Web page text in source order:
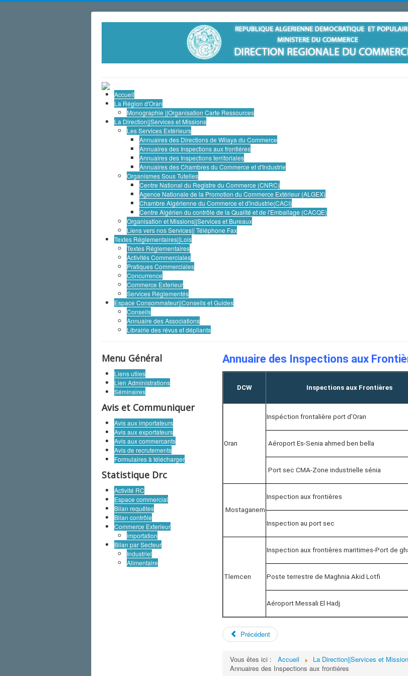
Accueil
La Région d'Oran
Monographie ||Organisation Carte Ressources
La Direction||Services et Missions
Les Services Extérieurs
Annuaires des Directions de Wilaya du Commerce
Annuaires des Inspections aux frontiéres
Annuaires des Inspections territoriales
Annuaires des Chambres du Commerce et d'Industrie
Organismes Sous Tutelles
Centre National du Registre du Commerce (CNRC)
Agence Nationale de la Promotion du Commerce Extérieur (ALGEX)
Chambre Algérienne du Commerce et d'industrie(CACI)
Centre Algérien du contrôle de la Qualité et de l'Emballage (CACQE)
Organisation et Missions||Services et Bureaux
Liens vers nos Services|| Téléphone Fax
Textes Réglementaires||Lois
Textes Réglementaires
Activités Commerciales
Pratiques Commerciales
Concurrence
Commerce Exterieur
Services Réglementés
Espace Consommateur||Conseils et Guides
Conseils
Annuaire des Associations
Librairie des révus et dépliants
Menu Général
Liens utiles
Lien Administrations
Séminaires
Avis et Communiquer
Avis aux importateurs
Avis aux exportateurs
Avis aux commercants
Avis de recrutements
Formulaires à télécharger
Statistique Drc
Activité RC
Espace commercial
Bilan requêtes
Bilan contrôle
Commerce Exterieur
importation
Bilan par Secteur
Industriel
Alimentaire
Annuaire des Inspections aux
DCW Inspections aux Frontières
Oran
Inspéction frontalière port d'Oran
Aéroport Es-Senia ahmed ben bella
Port sec CMA-Zone industrielle sénia
Mostaganem
Inspection aux frontières
Inspection au port sec
Tlemcen
Inspection aux frontières maritimes-Port de
Poste terrestre de Maghnia Akid Lotfi
Aéroport Messali El Hadj
Précédent
Vous êtes ici : Accueil La Direction||Services et
Annuaires des Inspections aux frontiéres